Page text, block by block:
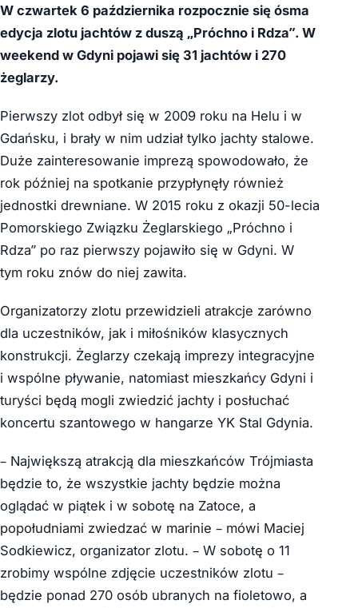
W czwartek 6 października rozpocznie się ósma
edycja zlotu jachtów z duszą „Próchno i Rdza”. W
weekend w Gdyni pojawi się 31 jachtów i 270
żeglarzy.
Pierwszy zlot odbył się w 2009 roku na Helu i w
Gdańsku, i brały w nim udział tylko jachty stalowe.
Duże zainteresowanie imprezą spowodowało, że
rok później na spotkanie przypłynęły również
jednostki drewniane. W 2015 roku z okazji 50-lecia
Pomorskiego Związku Żeglarskiego „Próchno i
Rdza” po raz pierwszy pojawiło się w Gdyni. W
tym roku znów do niej zawita.
Organizatorzy zlotu przewidzieli atrakcje zarówno
dla uczestników, jak i miłośników klasycznych
konstrukcji. Żeglarzy czekają imprezy integracyjne
i wspólne pływanie, natomiast mieszkańcy Gdyni i
turyści będą mogli zwiedzić jachty i posłuchać
koncertu szantowego w hangarze YK Stal Gdynia.
– Największą atrakcją dla mieszkańców Trójmiasta
będzie to, że wszystkie jachty będzie można
oglądać w piątek i w sobotę na Zatoce, a
popołudniami zwiedzać w marinie – mówi Maciej
Sodkiewicz, organizator zlotu. – W sobotę o 11
zrobimy wspólne zdjęcie uczestników zlotu –
będzie ponad 270 osób ubranych na fioletowo, a